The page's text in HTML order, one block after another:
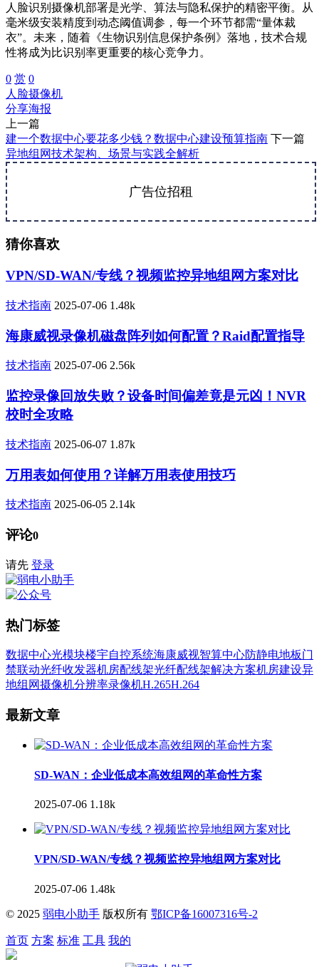
人脸识别摄像机部署是光学、算法与隐私保护的精密平衡。从
毫米级安装精度到动态阈值调参，每一个环节都需“量体裁
衣”。未来，随着《生物识别信息保护条例》落地，技术合规
性将成为比识别率更重要的核心竞争力。
0 赏 0
人脸摄像机
分享海报
上一篇
建一个数据中心要花多少钱？数据中心建设预算指南 下一篇
异地组网技术架构、场景与实践全解析
广告位招租
猜你喜欢
VPN/SD-WAN/专线？视频监控异地组网方案对比
技术指南 2025-07-06 1.48k
海康威视录像机磁盘阵列如何配置？Raid配置指导
技术指南 2025-07-06 2.56k
监控录像回放失败？设备时间偏差竟是元凶！NVR
校时全攻略
技术指南 2025-06-07 1.87k
万用表如何使用？详解万用表使用技巧
技术指南 2025-06-05 2.14k
评论0
请先 登录
热门标签
数据中心光模块楼宇自控系统海康威视智算中心防静电地板门
禁联动光纤收发器机房配线架光纤配线架解决方案机房建设异
地组网摄像机分辨率录像机H.265H.264
最新文章
SD-WAN：企业低成本高效组网的革命性方案
2025-07-06 1.18k
VPN/SD-WAN/专线？视频监控异地组网方案对比
2025-07-06 1.48k
© 2025 弱电小助手 版权所有 鄂ICP备16007316号-2
首页 方案 标准 工具 我的